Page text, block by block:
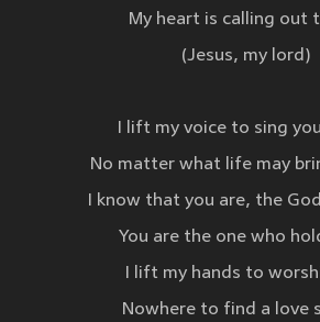
My heart is calling out
(Jesus, my lord)
I lift my voice to sing
No matter what life may
I know that you are, the
You are the one who
I lift my hands to
Nowhere to find a love